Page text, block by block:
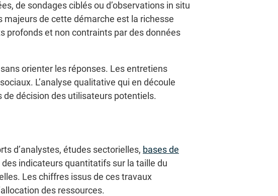
de sondages ciblés ou d’observations in situ
majeurs de cette démarche est la richesse
profonds et non contraints par des données
orienter les réponses. Les entretiens
L’analyse qualitative qui en découle
décision des utilisateurs potentiels.
d’analystes, études sectorielles, bases de
indicateurs quantitatifs sur la taille du
Les chiffres issus de ces travaux
des ressources.